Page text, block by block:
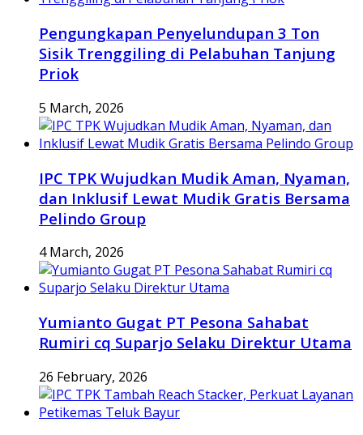
Pengungkapan Penyelundupan 3 Ton
Sisik Trenggiling di Pelabuhan Tanjung
Priok
5 March, 2026
IPC TPK Wujudkan Mudik Aman, Nyaman,
dan Inklusif Lewat Mudik Gratis Bersama
Pelindo Group
4 March, 2026
Yumianto Gugat PT Pesona Sahabat
Rumiri cq Suparjo Selaku Direktur Utama
26 February, 2026